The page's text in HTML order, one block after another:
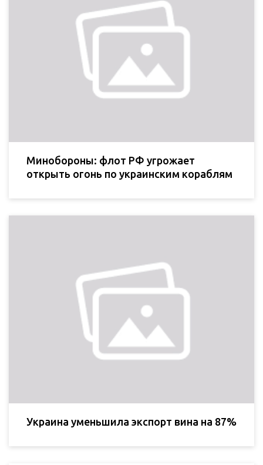
Минобороны: флот РФ угрожает
открыть огонь по украинским кораблям
Украина уменьшила экспорт вина на 87%